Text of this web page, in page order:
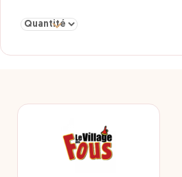
Sélectionner la quantité pour adulte